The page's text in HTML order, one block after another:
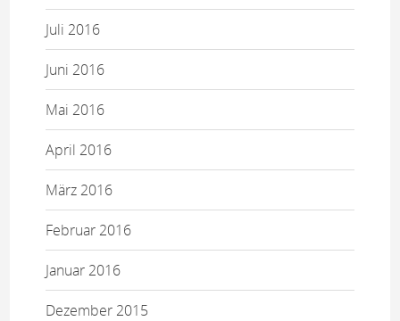
Juli 2016
Juni 2016
Mai 2016
April 2016
März 2016
Februar 2016
Januar 2016
Dezember 2015